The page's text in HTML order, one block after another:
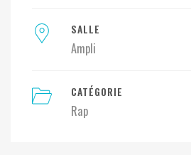
SALLE
Ampli
CATÉGORIE
Rap